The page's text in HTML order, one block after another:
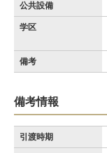
公共設備
学区
備考
備考情報
引渡時期